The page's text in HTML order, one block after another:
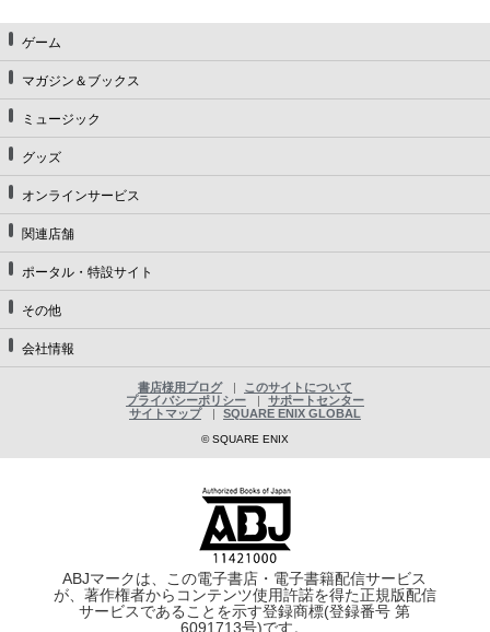
ゲーム
マガジン＆ブックス
ミュージック
グッズ
オンラインサービス
関連店舗
ポータル・特設サイト
その他
会社情報
書店様用ブログ
このサイトについて
プライバシーポリシー
サポートセンター
サイトマップ
SQUARE ENIX GLOBAL
© SQUARE ENIX
ABJマークは、この電子書店・電子書籍配信サービス
が、著作権者からコンテンツ使用許諾を得た正規版配信
サービスであることを示す登録商標(登録番号 第
6091713号)です。